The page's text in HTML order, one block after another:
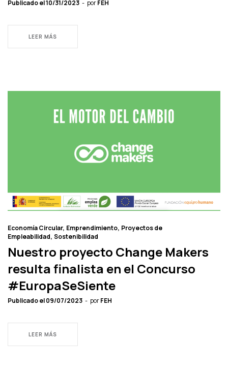
Publicado el10/31/2023 porFEH
LEER MÁS
Economía Circular Emprendimiento Proyectos de
Empleabilidad Sostenibilidad
Nuestro proyecto Change Makers
resulta finalista en el Concurso
#EuropaSeSiente
Publicado el09/07/2023 porFEH
LEER MÁS